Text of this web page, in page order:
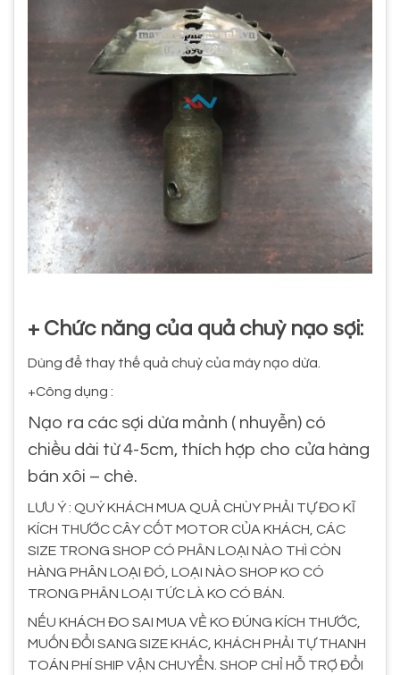
+ Chức năng của quả chuỳ nạo sợi:
Dùng để thay thế quả chuỳ của máy nạo dừa.
+Công dụng :
Nạo ra các sợi dừa mảnh ( nhuyễn) có
chiều dài từ 4-5cm, thích hợp cho cửa hàng
bán xôi – chè.
LƯU Ý : QUÝ KHÁCH MUA QUẢ CHÙY PHẢI TỰ ĐO KĨ
KÍCH THƯỚC CÂY CỐT MOTOR CỦA KHÁCH, CÁC
SIZE TRONG SHOP CÓ PHÂN LOẠI NÀO THÌ CÒN
HÀNG PHÂN LOẠI ĐÓ, LOẠI NÀO SHOP KO CÓ
TRONG PHÂN LOẠI TỨC LÀ KO CÓ BÁN.
NẾU KHÁCH ĐO SAI MUA VỀ KO ĐÚNG KÍCH THƯỚC,
MUỐN ĐỔI SANG SIZE KHÁC, KHÁCH PHẢI TỰ THANH
TOÁN PHÍ SHIP VẬN CHUYỂN. SHOP CHỈ HỖ TRỢ ĐỔI